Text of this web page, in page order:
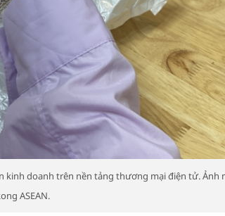
kinh doanh trên nền tảng thương mại điện tử. Ảnh
ASEAN.